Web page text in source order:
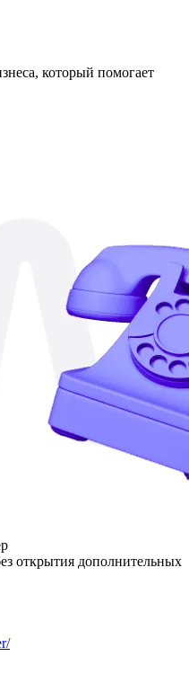
который помогает
открытия дополнительных